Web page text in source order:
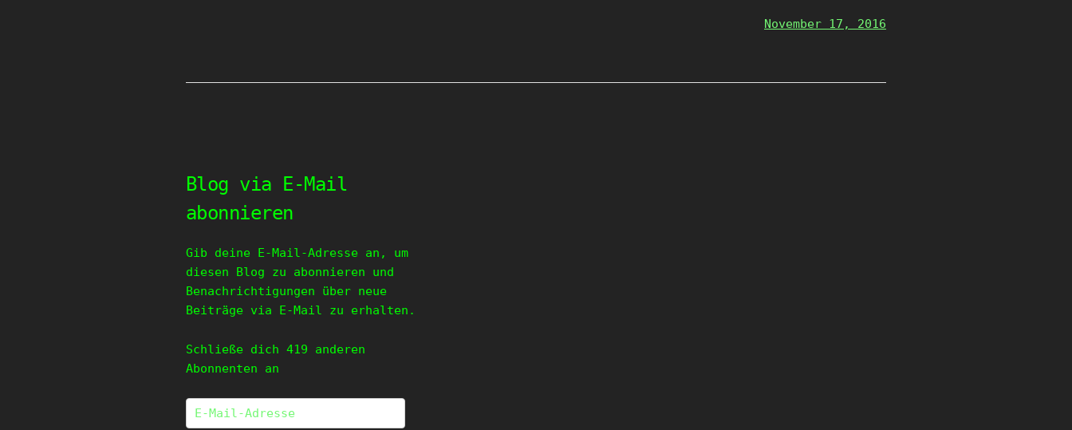
November 17, 2016
Blog via E-Mail
abonnieren
Gib deine E-Mail-Adresse an, um
diesen Blog zu abonnieren und
Benachrichtigungen über neue
Beiträge via E-Mail zu erhalten.
Schließe dich 419 anderen
Abonnenten an
E-
Mail-